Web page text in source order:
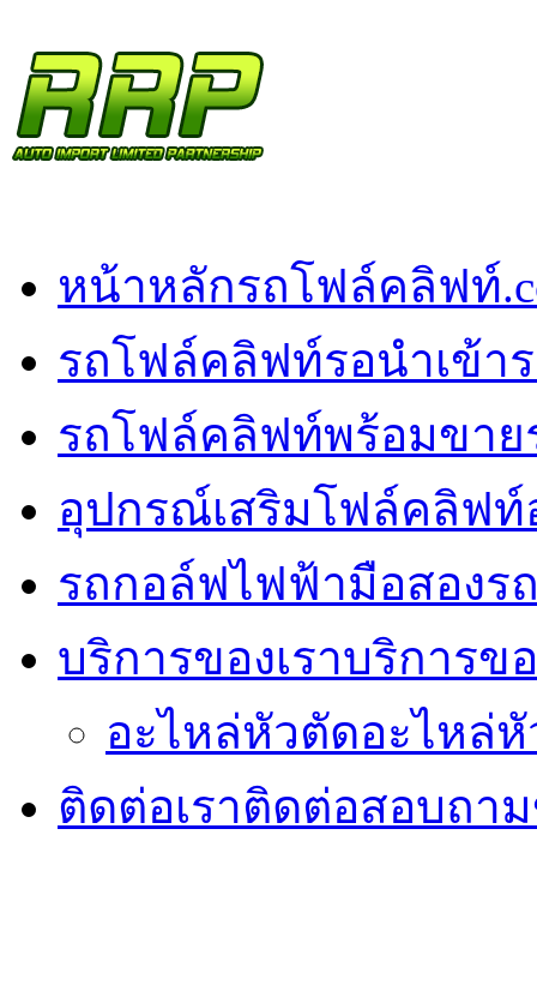
หน้าหลักรถโฟล์คลิฟท์
รถโฟล์คลิฟท์รอนำเข้า
รถโฟล์คลิฟท์พร้อมขาย
อุปกรณ์เสริมโฟล์คลิฟท์
รถกอล์ฟไฟฟ้ามือสองร
บริการของเราบริการข
อะไหล่หัวตัดอะไหล่
ติดต่อเราติดต่อสอบถา